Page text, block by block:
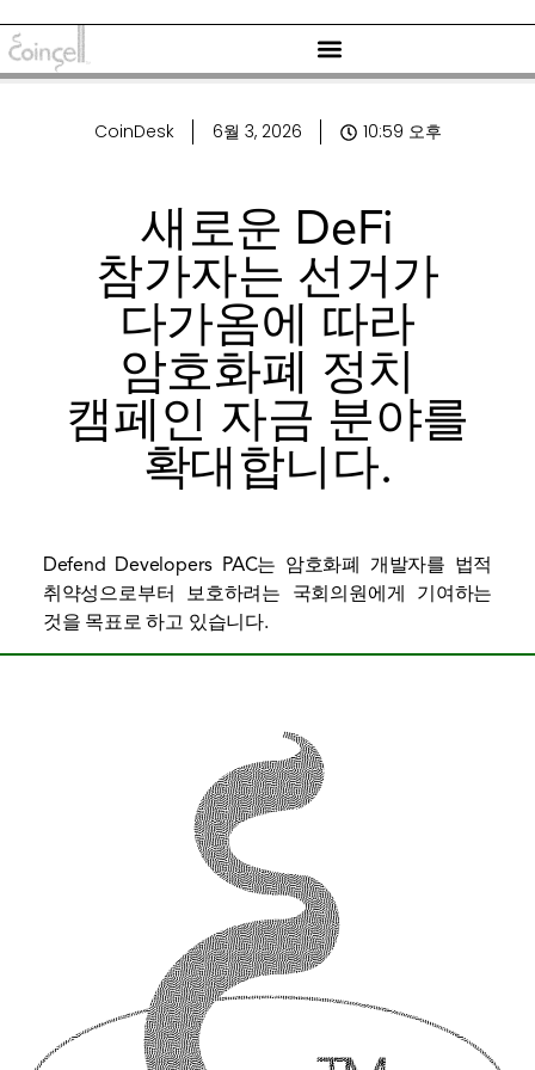
CoinDesk 6월 3, 2026 10:59 오후
새로운 DeFi
참가자는 선거가
다가옴에 따라
암호화폐 정치
캠페인 자금 분야를
확대합니다.
Defend Developers PAC는 암호화폐 개발자를 법적
취약성으로부터 보호하려는 국회의원에게 기여하는
것을 목표로 하고 있습니다.